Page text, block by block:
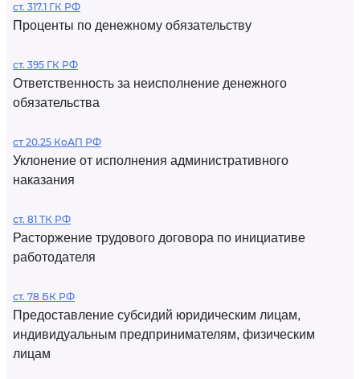
ст. 317.1 ГК РФ
Проценты по денежному обязательству
ст. 395 ГК РФ
Ответственность за неисполнение денежного
обязательства
ст 20.25 КоАП РФ
Уклонение от исполнения административного
наказания
ст. 81 ТК РФ
Расторжение трудового договора по инициативе
работодателя
ст. 78 БК РФ
Предоставление субсидий юридическим лицам,
индивидуальным предпринимателям, физическим
лицам